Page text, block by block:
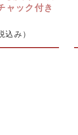
ャック付き
込み）